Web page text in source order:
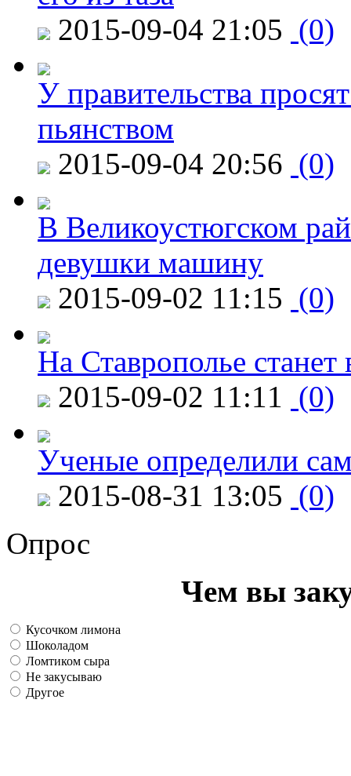
2015-09-04 21:05 (0)
У правительства
пьянством
2015-09-04 20:56 (0)
В Великоустюгском
девушки машину
2015-09-02 11:15 (0)
На Ставрополье
2015-09-02 11:11 (0)
Ученые определили
2015-08-31 13:05 (0)
Опрос
Чем вы
Кусочком лимона
Шоколадом
Ломтиком сыра
Не закусываю
Другое